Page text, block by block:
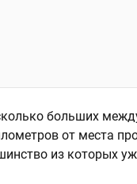
больших
от места
из которых